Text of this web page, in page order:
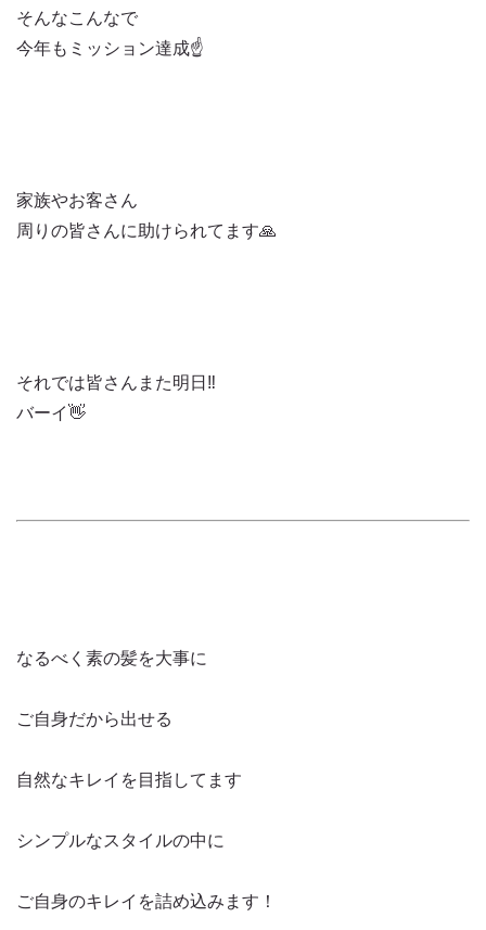
そんなこんなで
今年もミッション達成☝️
家族やお客さん
周りの皆さんに助けられてます🙏
それでは皆さんまた明日‼️
バーイ👋
なるべく素の髪を大事に
ご自身だから出せる
自然なキレイを目指してます
シンプルなスタイルの中に
ご自身のキレイを詰め込みます！